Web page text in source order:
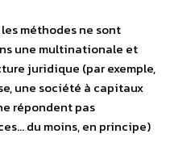
méthodes ne sont
une multinationale et
juridique (par exemple,
une société à capitaux
répondent pas
du moins, en principe)